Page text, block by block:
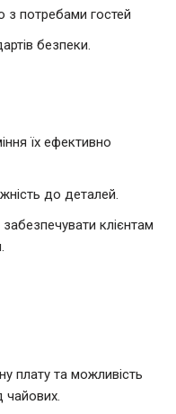
з потребами гостей
безпеки.
їх ефективно
до деталей.
клієнтам
плату та можливість
чайових.